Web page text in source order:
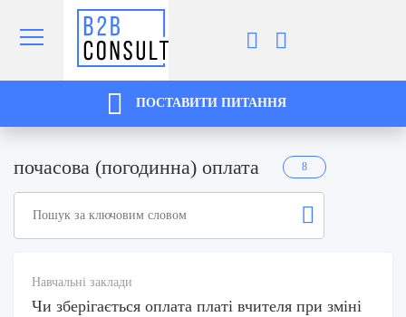
ПОСТАВИТИ ПИТАННЯ
почасова (погодинна) оплата 8
Навчальні заклади
Чи зберігається оплата платі вчителя при зміні